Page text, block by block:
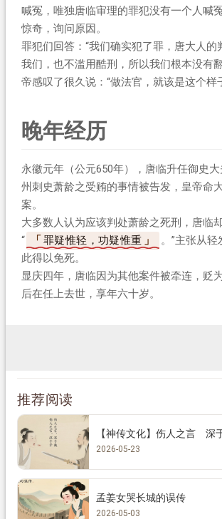
喊冤，唯独唐临审理的罪犯没有一个人喊
惊奇，询问原因。
罪犯们回答：“我们确实犯了罪，唐大人的
我们，也不滥用酷刑，所以我们根本没有
帝感叹了很久说：“做法官，就该是这个样
晚年经历
永徽元年（公元650年），唐临升任御史
州刺史萧龄之受贿的事情被告发，皇帝命
案。
大多数人认为应该判处萧龄之死刑，唐临
“
罪疑惟轻，功疑惟重
。”主张从
此得以免死。
显庆四年，唐临因为其他案件被牵连，贬
后在任上去世，享年六十岁。
推荐阅读
【神传文化】伤人之言 深
2026-05-23
孟姜女哭长城的误传
2026-05-03